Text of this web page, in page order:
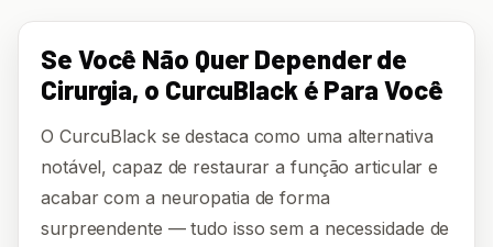
Se Você Não Quer Depender de
Cirurgia, o CurcuBlack é Para Você
O CurcuBlack se destaca como uma alternativa
notável, capaz de restaurar a função articular e
acabar com a neuropatia de forma
surpreendente — tudo isso sem a necessidade de